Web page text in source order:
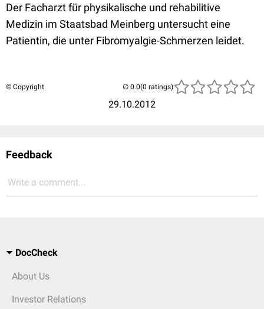
Der Facharzt für physikalische und rehabilitive
Medizin im Staatsbad Meinberg untersucht eine
Patientin, die unter Fibromyalgie-Schmerzen leidet.
© Copyright
29.10.2012
(0 ratings)
Feedback
Write a comment...
DocCheck
About Us
Investor Relations